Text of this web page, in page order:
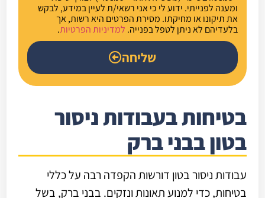
ומענה לפנייתי. ידוע לי כי אני רשאי/ת לעיין במידע, לבקש
את תיקונו או מחיקתו. מסירת הפרטים היא רשות, אך
בלעדיהם לא ניתן לטפל בפנייה. למדיניות הפרטיות.
שליחה
בטיחות בעבודות ניסור
בטון בבני ברק
עבודות ניסור בטון דורשות הקפדה רבה על כללי
בטיחות, כדי למנוע תאונות ונזקים. בבני ברק, בשל